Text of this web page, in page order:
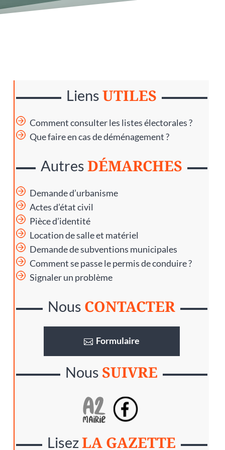
LiensUTILES
Comment consulter les listes électorales ?
Que faire en cas de déménagement ?
AutresDÉMARCHES
Demande d’urbanisme
Actes d’état civil
Pièce d’identité
Location de salle et matériel
Demande de subventions municipales
Comment se passe le permis de conduire ?
Signaler un problème
Nous CONTACTER
Formulaire
Nous SUIVRE
LisezLA GAZETTE